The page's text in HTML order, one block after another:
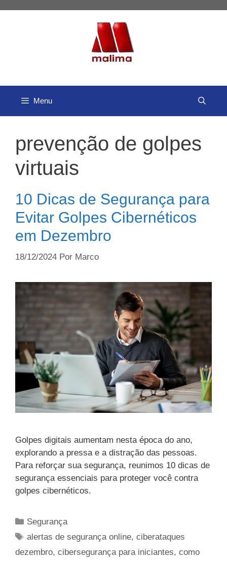
Menu
prevenção de golpes
virtuais
10 Dicas de Segurança para
Evitar Golpes Cibernéticos
em Dezembro
18/12/2024 Por Marco
Golpes digitais aumentam nesta época do ano,
explorando a pressa e a distração das pessoas.
Para reforçar sua segurança, reunimos 10 dicas de
segurança essenciais para proteger você contra
golpes cibernéticos.
Categorias
Segurança
Tags
alertas de segurança online,ciberataques
dezembro, cibersegurança para iniciantes, como